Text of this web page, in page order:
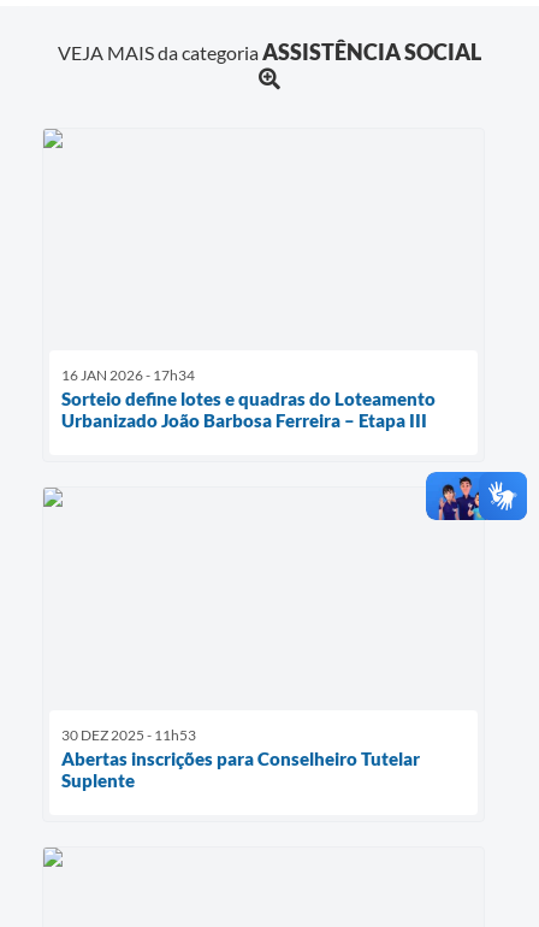
VEJA MAIS da categoriaASSISTÊNCIA SOCIAL
16 JAN 2026 - 17h34
Sorteio define lotes e quadras do Loteamento
Urbanizado João Barbosa Ferreira – Etapa III
30 DEZ 2025 - 11h53
Abertas inscrições para Conselheiro Tutelar
Suplente